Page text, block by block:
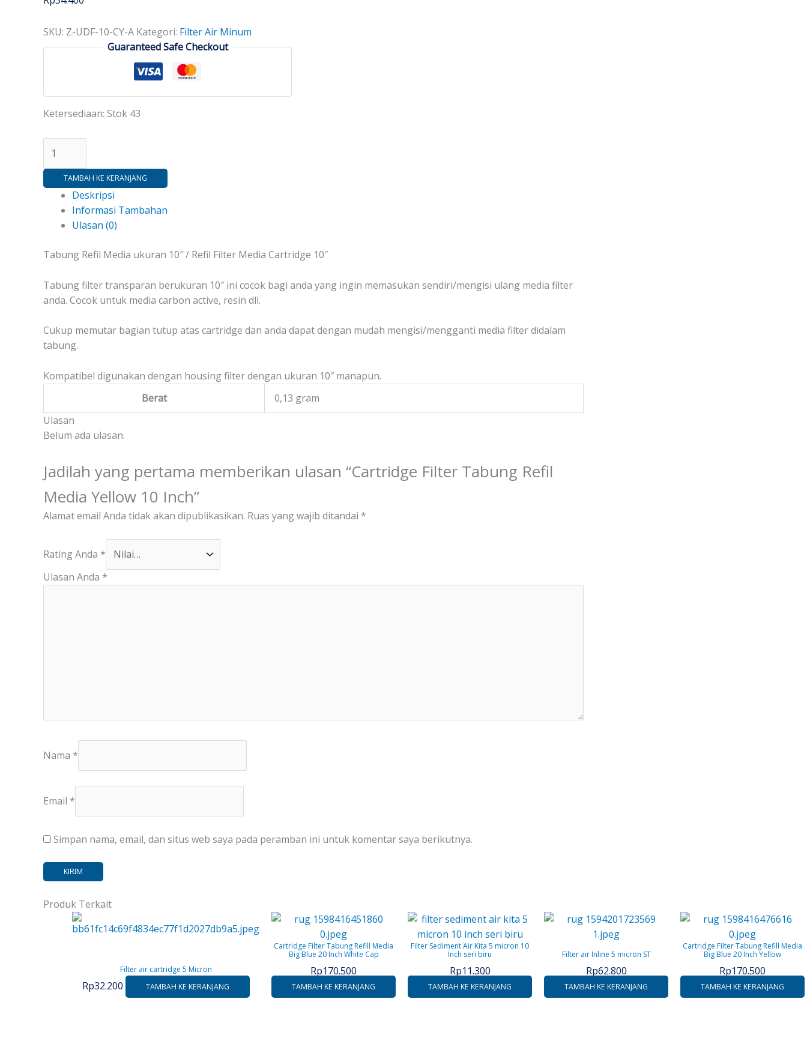
SKU: Z-UDF-10-CY-A Kategori: Filter Air Minum
Guaranteed Safe Checkout
Ketersediaan: Stok 43
TAMBAH KE KERANJANG
Deskripsi
Informasi Tambahan
Ulasan (0)
Tabung Refil Media ukuran 10″ / Refil Filter Media Cartridge 10″
Tabung filter transparan berukuran 10″ ini cocok bagi anda yang ingin memasukan sendiri/mengisi ulang media filter
anda. Cocok untuk media carbon active, resin dll.
Cukup memutar bagian tutup atas cartridge dan anda dapat dengan mudah mengisi/mengganti media filter didalam
tabung.
Kompatibel digunakan dengan housing filter dengan ukuran 10″ manapun.
Berat
0,13 gram
Ulasan
Belum ada ulasan.
Jadilah yang pertama memberikan ulasan “Cartridge Filter Tabung Refil
Media Yellow 10 Inch”
Alamat email Anda tidak akan dipublikasikan. Ruas yang wajib ditandai *
Rating Anda *
Ulasan Anda *
Nama *
Email *
Simpan nama, email, dan situs web saya pada peramban ini untuk komentar saya berikutnya.
Produk Terkait
Filter air cartridge 5 Micron
Rp32.200 TAMBAH KE KERANJANG
Cartridge Filter Tabung Refill Media
Big Blue 20 Inch White Cap
Rp170.500
TAMBAH KE KERANJANG
Filter Sediment Air Kita 5 micron 10
Inch seri biru
Rp11.300
TAMBAH KE KERANJANG
Filter air Inline 5 micron ST
Rp62.800
TAMBAH KE KERANJANG
Cartridge Filter Tabung Refill Media
Big Blue 20 Inch Yellow
Rp170.500
TAMBAH KE KERANJANG